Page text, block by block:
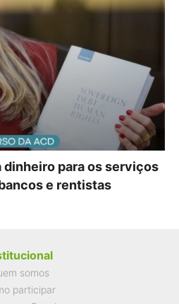
dinheiro para os serviços
e rentistas
somos
participar